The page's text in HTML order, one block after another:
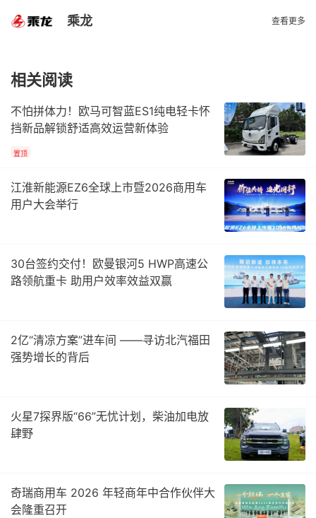
乘龙 查看更多
相关阅读
不怕拼体力！欧马可智蓝ES1纯电轻卡怀
挡新品解锁舒适高效运营新体验
置顶
江淮新能源EZ6全球上市暨2026商用车
用户大会举行
30台签约交付！欧曼银河5 HWP高速公
路领航重卡 助用户效率效益双赢
2亿“清凉方案”进车间 ——寻访北汽福田
强势增长的背后
火星7探界版“66”无忧计划，柴油加电放
肆野
奇瑞商用车 2026 年轻商年中合作伙伴大
会隆重召开